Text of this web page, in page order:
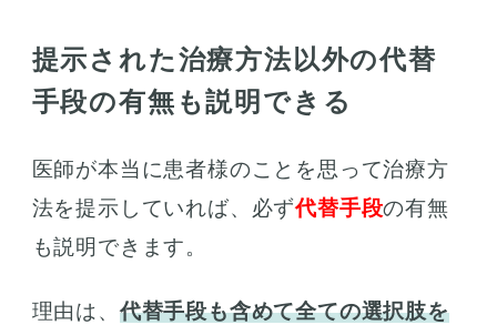
提示された治療方法以外の代替
手段の有無も説明できる
医師が本当に患者様のことを思って治療方
法を提示していれば、必ず代替手段の有無
も説明できます。
理由は、代替手段も含めて全ての選択肢を